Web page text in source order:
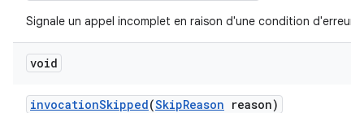
Signale un appel incomplet en raison d'une condition d'erreur.
void
invocationSkipped(SkipReason reason)